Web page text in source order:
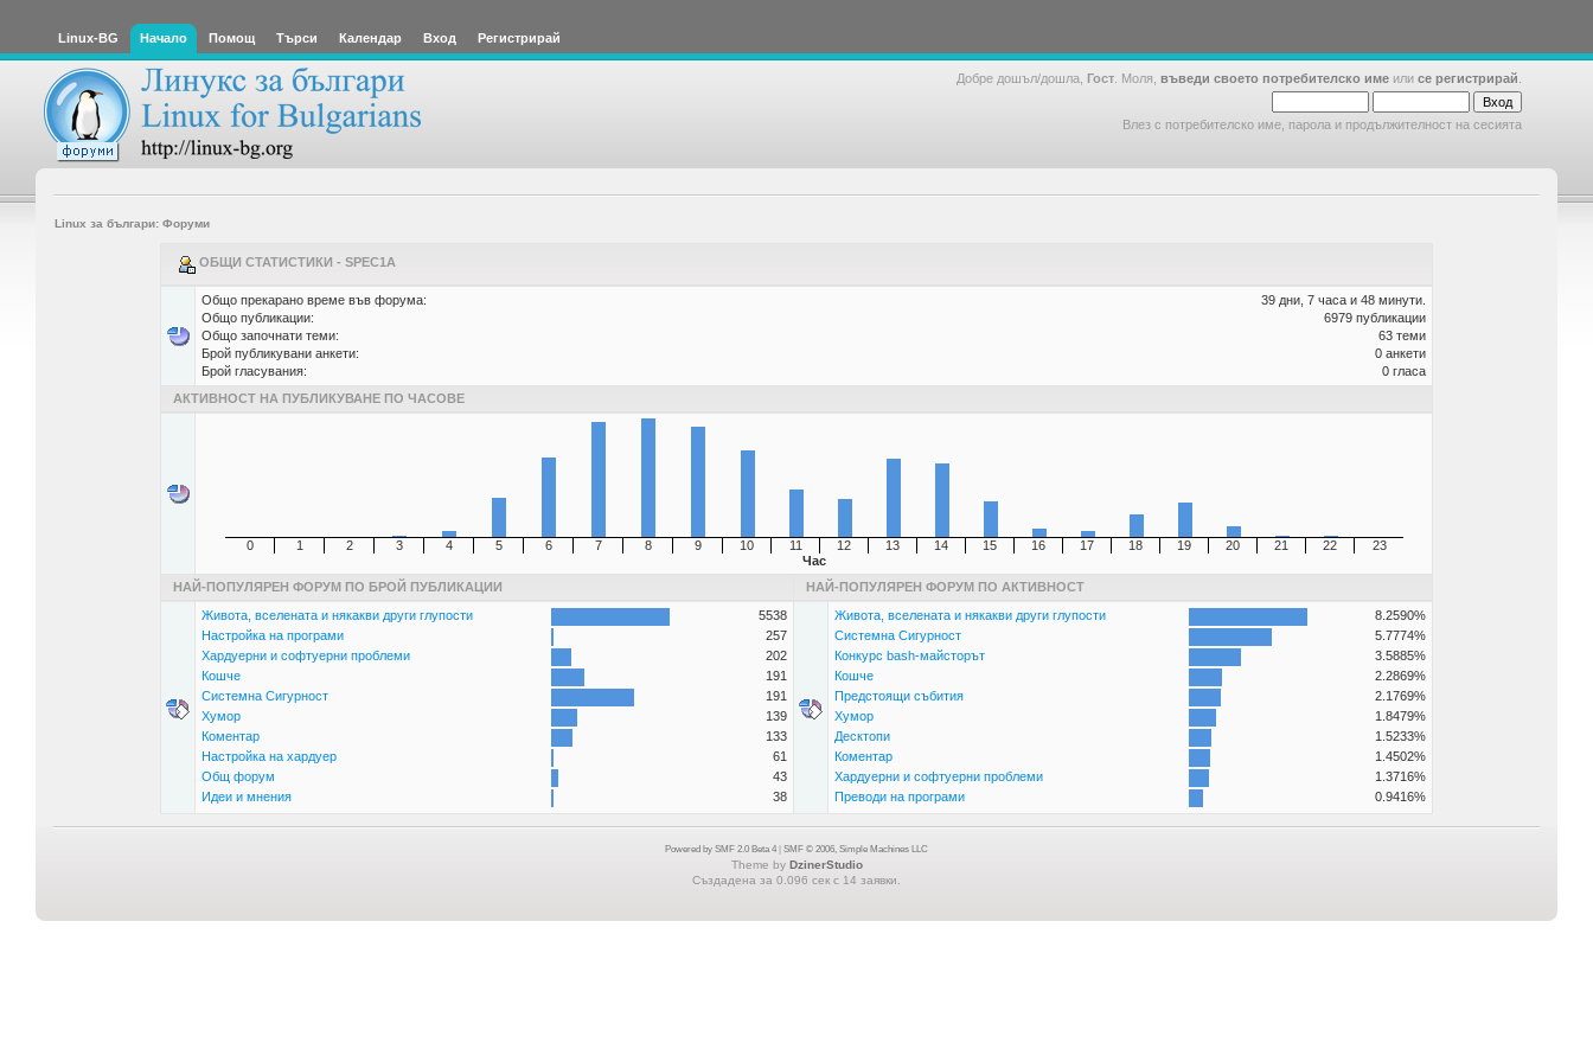
Linux-BG Начало Помощ Търси Календар Вход Регистрирай
Добре дошъл/дошла, Гост . Моля, въведи своето потребителско име или се регистрирай
Влез с потребителско име, парола и продължителност на сесията
Linux за българи: Форуми
ОБЩИ СТАТИСТИКИ - SPEC1A
Общо прекарано време във форума:
39 дни, 7 часа и 48 минути.
Общо публикации:
6979 публикации
Общо започнати теми:
63 теми
Брой публикувани анкети:
0 анкети
Брой гласувания:
0 гласа
АКТИВНОСТ НА ПУБЛИКУВАНЕ ПО ЧАСОВЕ
0 1 2 3 4 5 6 7 8 9 10 11 12 13 14 15 16 17 18 19 20 21 22
23
Час
НАЙ-ПОПУЛЯРЕН ФОРУМ ПО БРОЙ ПУБЛИКАЦИИ
НАЙ-ПОПУЛЯРЕН ФОРУМ ПО АКТИВНОСТ
Живота, вселената и някакви други глупости
5538
Настройка на програми
257
Хардуерни и софтуерни проблеми
202
Кошче
191
Системна Сигурност
191
Хумор
139
Коментар
133
Настройка на хардуер
61
Общ форум
43
Идеи и мнения
38
Живота, вселената и някакви други глупости
8.2590%
Системна Сигурност
5.7774%
Конкурс bash-майсторът
3.5885%
Кошче
2.2869%
Предстоящи събития
2.1769%
Хумор
1.8479%
Десктопи
1.5233%
Коментар
1.4502%
Хардуерни и софтуерни проблеми
1.3716%
Преводи на програми
0.9416%
Powered by SMF 2.0 Beta 4 SMF © 2006, Simple Machines LLC
Theme by DzinerStudio
Създадена за 0.096 сек с 14 заявки.